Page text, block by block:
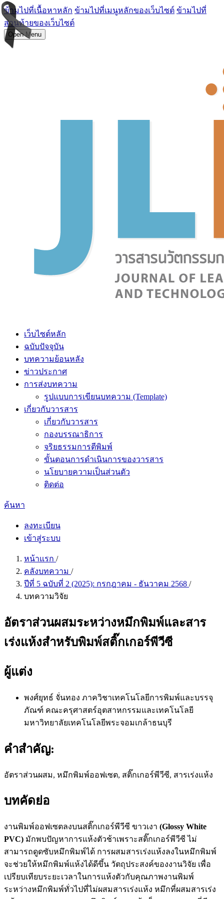
ข้ามไปที่เนื้อหาหลัก ข้ามไปที่เมนูหลักของเว็บไซต์ ข้ามไปที่
ส่วนท้ายของเว็บไซต์
Open Menu
เว็บไซต์หลัก
ฉบับปัจจุบัน
บทความย้อนหลัง
ข่าวประกาศ
การส่งบทความ
รูปแบบการเขียนบทความ (Template)
เกี่ยวกับวารสาร
เกี่ยวกับวารสาร
กองบรรณาธิการ
จริยธรรมการตีพิมพ์
ขั้นตอนการดำเนินการของวารสาร
นโยบายความเป็นส่วนตัว
ติดต่อ
ค้นหา
ลงทะเบียน
เข้าสู่ระบบ
หน้าแรก /
คลังบทความ /
ปีที่ 5 ฉบับที่ 2 (2025): กรกฎาคม - ธันวาคม 2568 /
บทความวิจัย
อัตราส่วนผสมระหว่างหมึกพิมพ์และสาร
เร่งแห้งสำหรับพิมพ์สติ๊กเกอร์พีวีซี
ผู้แต่ง
พงศ์ยุทธ์ จั่นทอง ภาควิชาเทคโนโลยีการพิมพ์และบรรจุ
ภัณฑ์ คณะครุศาสตร์อุตสาหกรรมและเทคโนโลยี
มหาวิทยาลัยเทคโนโลยีพระจอมเกล้าธนบุรี
คำสำคัญ:
อัตราส่วนผสม, หมึกพิมพ์ออฟเซต, สติ๊กเกอร์พีวีซี, สารเร่งแห้ง
บทคัดย่อ
งานพิมพ์ออฟเซตลงบนสติ๊กเกอร์พีวีซี ขาวเงา (Glossy White
PVC) มักพบปัญหาการแห้งตัวช้าเพราะสติ๊กเกอร์พีวีซี ไม่
สามารถดูดซับหมึกพิมพ์ได้ การผสมสารเร่งแห้งลงในหมึกพิมพ์
จะช่วยให้หมึกพิมพ์แห้งได้ดีขึ้น วัตถุประสงค์ของงานวิจัย เพื่อ
เปรียบเทียบระยะเวลาในการแห้งตัวกับคุณภาพงานพิมพ์
ระหว่างหมึกพิมพ์ทั่วไปที่ไม่ผสมสารเร่งแห้ง หมึกที่ผสมสารเร่ง